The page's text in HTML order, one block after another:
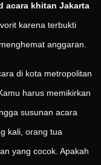
acara khitan Jakarta
karena terbukti
anggaran.
di kota metropolitan
harus memikirkan
susunan acara
kali, orang tua
yang cocok. Apakah